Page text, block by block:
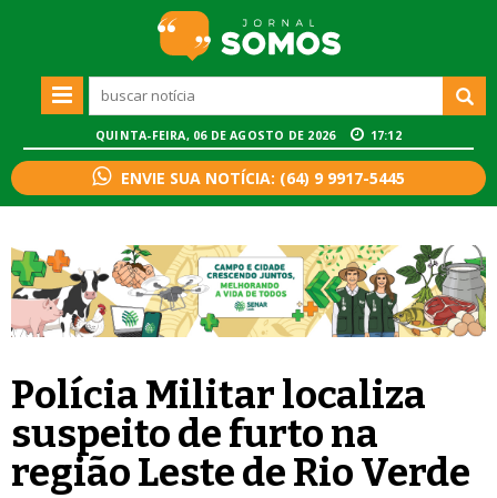
QUINTA-FEIRA, 06 DE AGOSTO DE 2026 17:12
ENVIE SUA NOTÍCIA: (64) 9 9917-5445
Polícia Militar localiza
suspeito de furto na
região Leste de Rio Verde